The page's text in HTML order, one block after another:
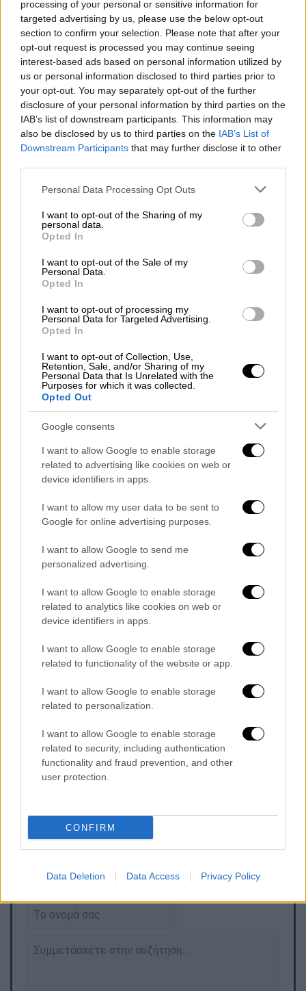
processing of your personal or sensitive information for
targeted advertising by us, please use the below opt-out
section to confirm your selection. Please note that after your
opt-out request is processed you may continue seeing
interest-based ads based on personal information utilized by
us or personal information disclosed to third parties prior to
your opt-out. You may separately opt-out of the further
disclosure of your personal information by third parties on the
IAB’s list of downstream participants. This information may
also be disclosed by us to third parties on the IAB’s List of
Downstream Participants that may further disclose it to other
Please note that this website/app uses one or more Google
not limited to your visit or usage behaviour. You may click to
grant or deny consent to Google and its third-party tags to
use your data for below specified purposes in below Google
consent section.
Personal Data Processing Opt Outs
I want to opt-out of the Sharing of my
personal data.
Opted In
I want to opt-out of the Sale of my
Personal Data.
Opted In
I want to opt-out of processing my
Personal Data for Targeted Advertising.
Opted In
I want to opt-out of Collection, Use,
Retention, Sale, and/or Sharing of my
Personal Data that Is Unrelated with the
Purposes for which it was collected.
Opted Out
Google consents
I want to allow Google to enable storage
related to advertising like cookies on web or
device identifiers in apps.
I want to allow my user data to be sent to
Google for online advertising purposes.
I want to allow Google to send me
personalized advertising.
I want to allow Google to enable storage
related to analytics like cookies on web or
device identifiers in apps.
I want to allow Google to enable storage
related to functionality of the website or app.
I want to allow Google to enable storage
related to personalization.
I want to allow Google to enable storage
related to security, including authentication
functionality and fraud prevention, and other
user protection.
CONFIRM
Data Deletion Data Access Privacy Policy
Παγκράτι το 2023, η μέση τιμή ζήτησης ήταν
στα 600 ευρώ, ωστόσο το 2024,
καταγράφηκε αύξηση 55 ευρώ,φτάνοντας τα
655!
ΔΙΑΒΑΣΤΕ ΕΠΙΣΗΣ
Ελλάδα|11.03.2024 08:31
Βίντεο από τη στιγμή της έκρηξης
στην κάβα στην Καλλιθέα - Μεγάλες
οι υλικές ζημιές
μέση τιμή για ένα ακίνητο άγγιζε τα 554
ευρώ, ενώ φέτος ανέρχεται στα
καταγράφοντας αύξηση των 28 ευρώ.
Ακολούθως, στην
έφτανε τα 437 ευρώ, και μέσα στο 2024
παρατηρήθηκαν αυξήσεις της τάξης των 6,75
ευρώ για ακίνητο 55 τετραγωνικών μέτρων,
αγγίζοντας έτσι τη συνολική τιμή των
ευρώ.
Γλυφάδα, η τιμή ενός ακινήτου προς
μίσθωση το 2023 έφτανε τα 775 ευρώ, ενώ
φέτος παρατηρήθηκε αύξηση 81 ευρώ με το
ποσό να ανεβαίνει στα856 ευρώ…
video
Νέες αυξήσεις μετά το μετρό
Όπως τονίζεται στην εκπομπή, για την
Κυψέλη και στα Εξάρχειαη τιμή των
ενοικίων αναμένεται να αυξηθεί κατακόρυφα
ΕΘΝΟΣ θα παρεμβαίνει και τα προσβλητικά σχόλια θα